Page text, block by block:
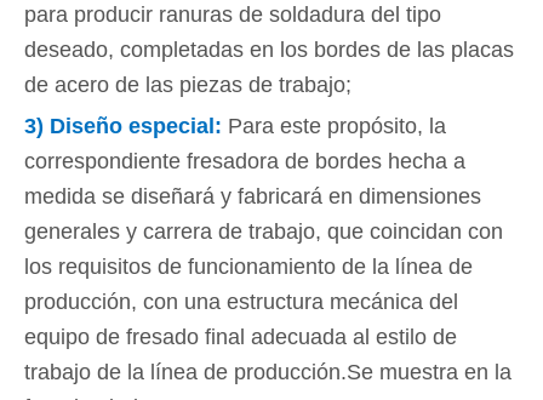
para producir ranuras de soldadura del tipo
deseado, completadas en los bordes de las placas
de acero de las piezas de trabajo;
3) Diseño especial : Para este propósito, la
correspondiente fresadora de bordes hecha a
medida se diseñará y fabricará en dimensiones
generales y carrera de trabajo, que coincidan con
los requisitos de funcionamiento de la línea de
producción, con una estructura mecánica del
equipo de fresado final adecuada al estilo de
trabajo de la línea de producción.Se muestra en la